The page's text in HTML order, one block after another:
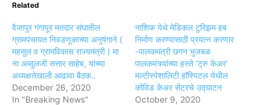
Related
वैजापुर गंगापूर मतदार संघातील
ग्रामपंचायत निवडणूकाच्या अनुषंगाने (
महसुल व ग्रामविकास राज्यमंत्री ) मा
ना अब्दुलजी सत्तार साहेब, यांच्या
अध्यक्षतेखाली आढावा बैठक..
December 26, 2020
In "Breaking News"
नाशिक येथे मेडिकल टुरिझम हब
निर्माण करण्यासाठी प्रयत्न करणार
-पालकमंत्री छगन भुजबळ
पालकमंत्र्यांच्या हस्ते ‘ट्रु केअर’
मल्टीस्पेशालिटी हॉस्पिटल येथील
कोविड केअर सेंटरचे उद्घाटन
October 9, 2020